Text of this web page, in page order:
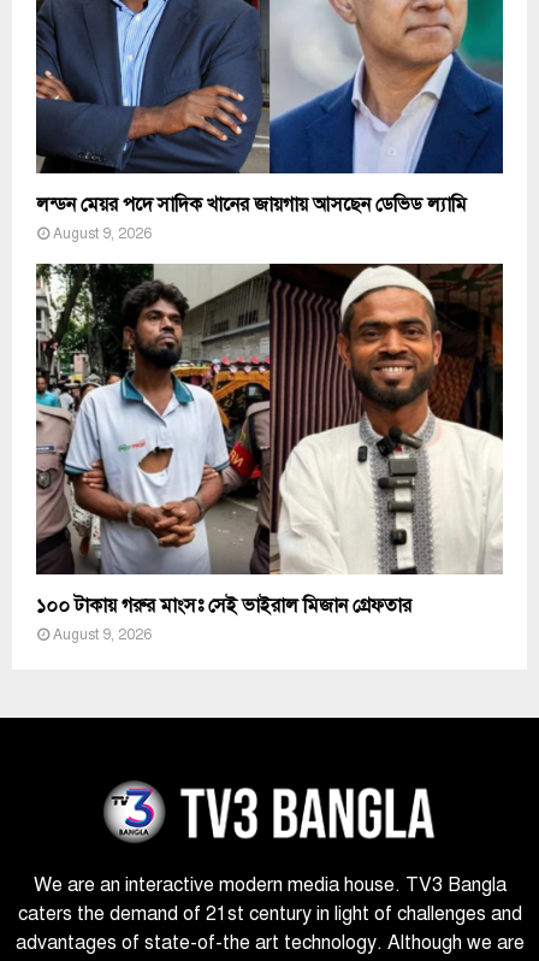
লন্ডন মেয়র পদে সাদিক খানের জায়গায় আসছেন ডেভিড ল্যামি
August 9, 2026
১০০ টাকায় গরুর মাংসঃ সেই ভাইরাল মিজান গ্রেফতার
August 9, 2026
We are an interactive modern media house. TV3 Bangla
caters the demand of 21st century in light of challenges and
advantages of state-of-the art technology. Although we are